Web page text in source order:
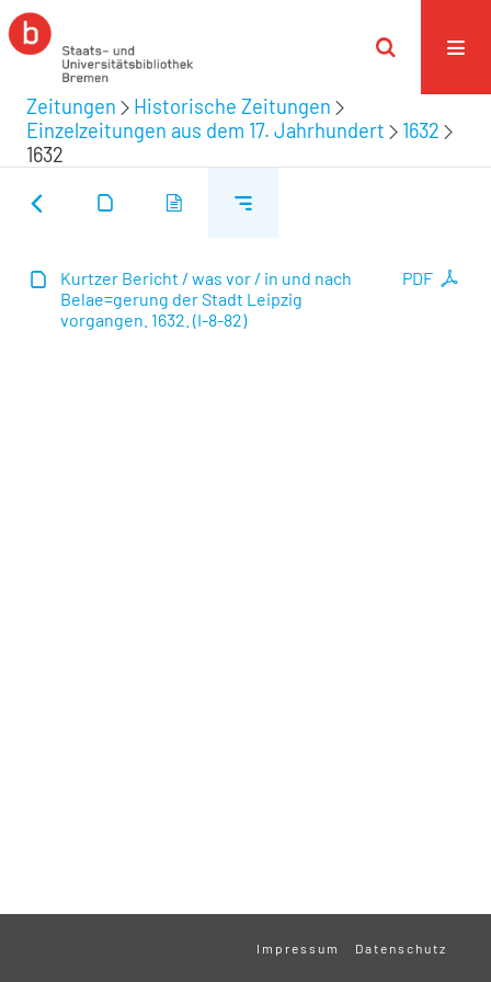
Zeitungen
Historische Zeitungen
Einzelzeitungen aus dem 17. Jahrhundert
1632
1632
PDF
Kurtzer Bericht / was vor / in und nach
Belae=gerung der Stadt Leipzig
vorgangen. 1632. (I-8-82)
Impressum Datenschutz